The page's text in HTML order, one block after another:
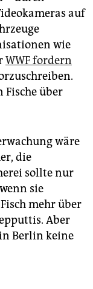
auf
wie
WWF fordern
Fische über
wäre
die
sollte nur
sie
mehr über
Aber
Berlin keine